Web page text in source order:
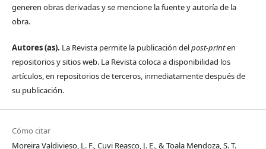
generen obras derivadas y se mencione la fuente y autoría de la
obra.
Autores (as). La Revista permite la publicación delpost-printen
repositorios y sitios web. La Revista coloca a disponibilidad los
artículos, en repositorios de terceros, inmediatamente después de
su publicación.
Cómo citar
Moreira Valdivieso, L. F., Cuvi Reasco, J. E., & Toala Mendoza, S. T.